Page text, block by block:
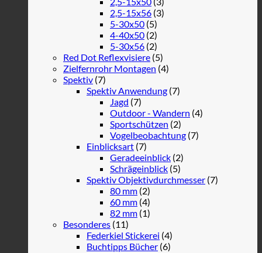
2,5-15x56 (3)
5-30x50 (5)
4-40x50 (2)
5-30x56 (2)
Red Dot Reflexvisiere (5)
Zielfernrohr Montagen (4)
Spektiv (7)
Spektiv Anwendung (7)
Jagd (7)
Outdoor - Wandern (4)
Sportschützen (2)
Vogelbeobachtung (7)
Einblicksart (7)
Geradeeinblick (2)
Schrägeinblick (5)
Spektiv Objektivdurchmesser (7)
80 mm (2)
60 mm (4)
82 mm (1)
Besonderes (11)
Federkiel Stickerei (4)
Buchtipps Bücher (6)